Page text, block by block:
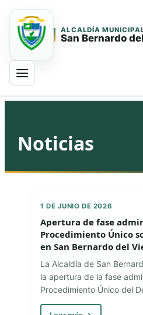
principal
ALCALDÍA
San Bernardo
Noticias
1 DE JUNIO DE 2026
Apertura de fase
Procedimiento Único
en San Bernardo del
La Alcaldía de San
la apertura de la fase
Procedimiento Único del